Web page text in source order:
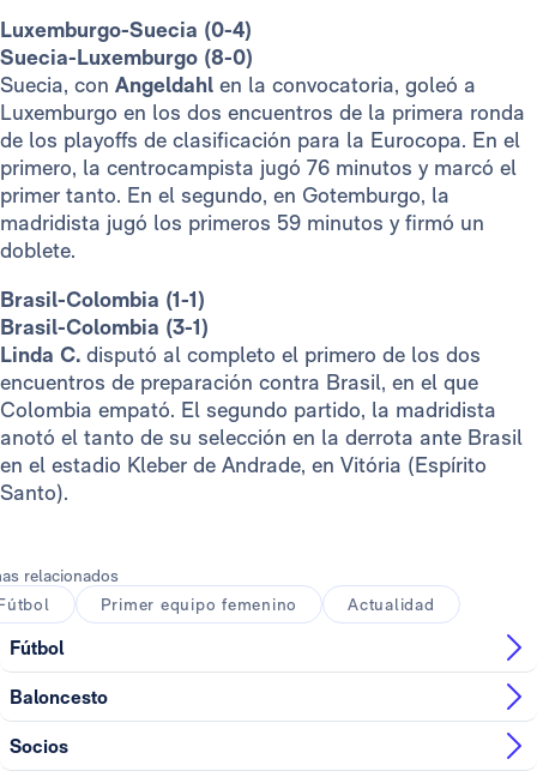
Luxemburgo-Suecia (0-4)
Suecia-Luxemburgo (8-0)
Suecia, con Angeldahl en la convocatoria, goleó a
Luxemburgo en los dos encuentros de la primera ronda
de los playoffs de clasificación para la Eurocopa. En el
primero, la centrocampista jugó 76 minutos y marcó el
primer tanto. En el segundo, en Gotemburgo, la
madridista jugó los primeros 59 minutos y firmó un
doblete.
Brasil-Colombia (1-1)
Brasil-Colombia (3-1)
Linda C. disputó al completo el primero de los dos
encuentros de preparación contra Brasil, en el que
Colombia empató. El segundo partido, la madridista
anotó el tanto de su selección en la derrota ante Brasil
en el estadio Kleber de Andrade, en Vitória (Espírito
Santo).
relacionados
Primer equipo femenino Actualidad
Fútbol
Baloncesto
Socios